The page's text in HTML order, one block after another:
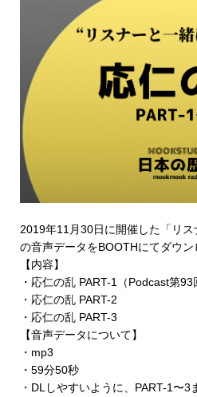
2019年11月30日に開催した「リス
の音声データをBOOTHにてダウン
【内容】
・応仁の乱 PART-1（Podcast第93
・応仁の乱 PART-2
・応仁の乱 PART-3
【音声データについて】
・mp3
・59分50秒
・DLしやすいように、PART-1〜